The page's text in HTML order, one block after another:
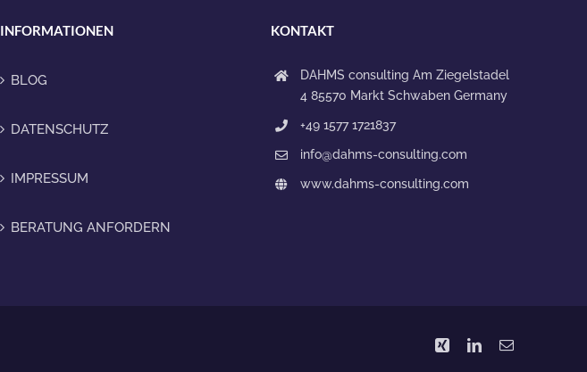
INFORMATIONEN
BLOG
DATENSCHUTZ
IMPRESSUM
BERATUNG ANFORDERN
KONTAKT
DAHMS consulting Am Ziegelstadel
4 85570 Markt Schwaben Germany
+49 1577 1721837
info@dahms-consulting.com
www.dahms-consulting.com
Xing LinkedIn
E-